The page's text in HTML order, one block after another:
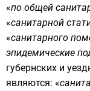
«по общей
«санитарной
«санитарного
эпидемические
губернских и
являются: «